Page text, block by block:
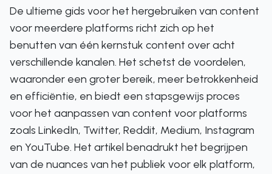
De ultieme gids voor het hergebruiken van content
voor meerdere platforms richt zich op het
benutten van één kernstuk content over acht
verschillende kanalen. Het schetst de voordelen,
waaronder een groter bereik, meer betrokkenheid
en efficiëntie, en biedt een stapsgewijs proces
voor het aanpassen van content voor platforms
zoals LinkedIn, Twitter, Reddit, Medium, Instagram
en YouTube. Het artikel benadrukt het begrijpen
van de nuances van het publiek voor elk platform,